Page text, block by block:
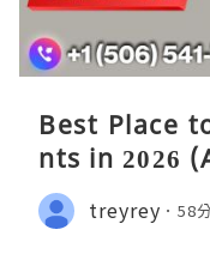
Best Place
nts in 2026
treyrey 58